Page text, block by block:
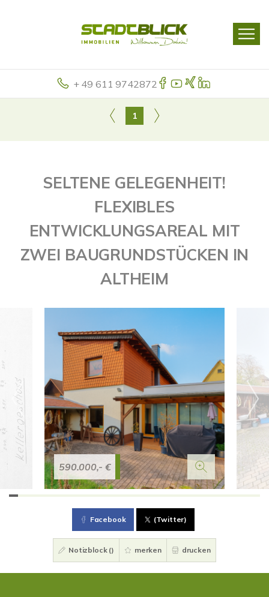
+ 49 611 9742872
1
SELTENE GELEGENHEIT!
FLEXIBLES
ENTWICKLUNGSAREAL MIT
ZWEI BAUGRUNDSTÜCKEN IN
ALTHEIM
590.000,- €
Facebook (Twitter)
Notizblock () merken drucken